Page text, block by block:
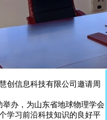
信息科技有限公司邀请周
办，为山东省地球物理学会
学习前沿科技知识的良好平